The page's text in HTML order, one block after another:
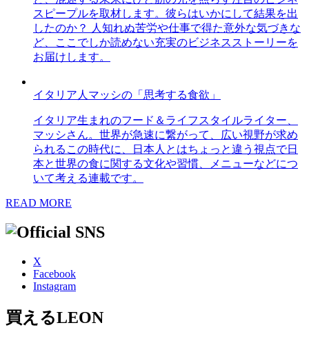
スピープルを取材します。彼らはいかにして結果を出
したのか？ 人知れぬ苦労や仕事で得た意外な気づきな
ど、ここでしか読めない充実のビジネスストーリーを
お届けします。
イタリア人マッシの「思考する食欲」
イタリア生まれのフード＆ライフスタイルライター、
マッシさん。世界が急速に繋がって、広い視野が求め
られるこの時代に、日本人とはちょっと違う視点で日
本と世界の食に関する文化や習慣、メニューなどにつ
いて考える連載です。
READ MORE
X
Facebook
Instagram
買えるLEON